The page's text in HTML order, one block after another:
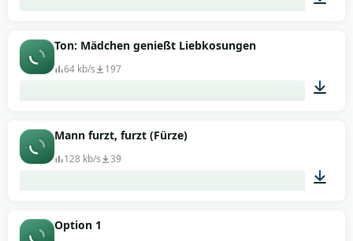
Ton: Mädchen genießt Liebkosungen
64 kb/s 197
Mann furzt, furzt (Fürze)
128 kb/s 39
Option 1